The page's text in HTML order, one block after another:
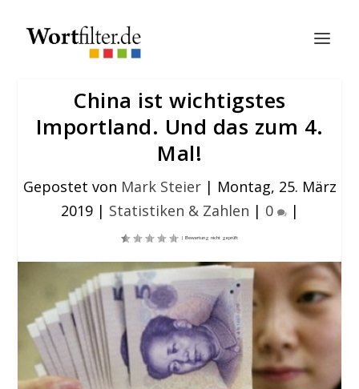
China ist wichtigstes
Importland. Und das zum 4.
Mal!
Gepostet von Mark Steier| Montag, 25. März
2019| Statistiken & Zahlen | 0 |